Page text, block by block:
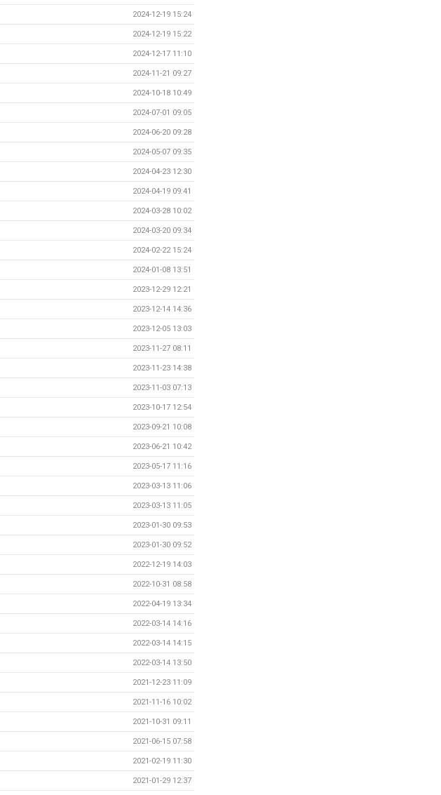
2024-12-19 15:24
2024-12-19 15:22
2024-12-17 11:10
2024-11-21 09:27
2024-10-18 10:49
2024-07-01 09:05
2024-06-20 09:28
2024-05-07 09:35
2024-04-23 12:30
2024-04-19 09:41
2024-03-28 10:02
2024-03-20 09:34
2024-02-22 15:24
2024-01-08 13:51
2023-12-29 12:21
2023-12-14 14:36
2023-12-05 13:03
2023-11-27 08:11
2023-11-23 14:38
2023-11-03 07:13
2023-10-17 12:54
2023-09-21 10:08
2023-06-21 10:42
2023-05-17 11:16
2023-03-13 11:06
2023-03-13 11:05
2023-01-30 09:53
2023-01-30 09:52
2022-12-19 14:03
2022-10-31 08:58
2022-04-19 13:34
2022-03-14 14:16
2022-03-14 14:15
2022-03-14 13:50
2021-12-23 11:09
2021-11-16 10:02
2021-10-31 09:11
2021-06-15 07:58
2021-02-19 11:30
2021-01-29 12:37